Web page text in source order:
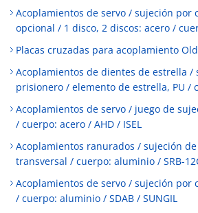
Acoplamientos de servo / sujeción por
opcional / 1 disco, 2 discos: acero /
Placas cruzadas para acoplamiento
Acoplamientos de dientes de estrella
prisionero / elemento de estrella, PU /
Acoplamientos de servo / juego de
/ cuerpo: acero / AHD / ISEL
Acoplamientos ranurados / sujeción
transversal / cuerpo: aluminio / SRB-
Acoplamientos de servo / sujeción por
/ cuerpo: aluminio / SDAB / SUNGIL